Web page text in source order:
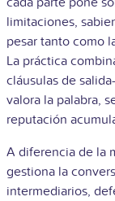
limitaciones,
pesar tanto como
La práctica
cláusulas de
valora la palabra,
reputación
A diferencia de la
gestiona la
intermediarios,